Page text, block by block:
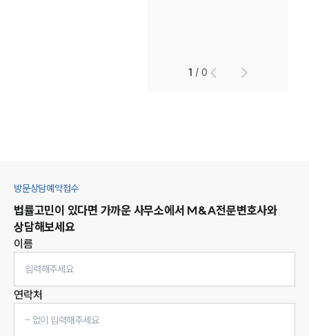
1 /0
방문상담예약접수
법률고민이 있다면 가까운 사무소에서 M&A전문변호사와
상담해보세요
이름
연락처